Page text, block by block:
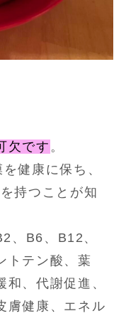
欠です 。
健康に保ち、
持つことが知
、B6、B12、
トテン酸、葉
、代謝促進、
膚健康、エネル